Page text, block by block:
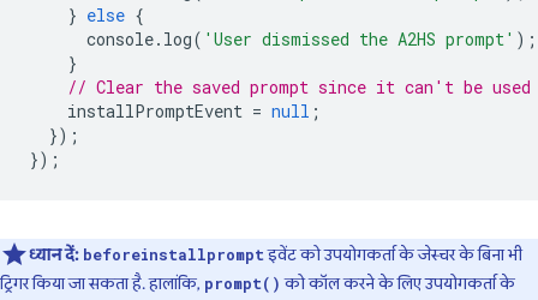
} else {
console. log( 'User dismissed the A2HS prompt' );
}
// Clear the saved prompt since it can't be used
installPromptEvent = null ;
});
});
ध्यान दें: beforeinstallpromptइवेंट को उपयोगकर्ता के जेस्चर के बिना भी
ट्रिगर किया जा सकता है. हालांकि, prompt() को कॉल करने के लिए उपयोगकर्ता के